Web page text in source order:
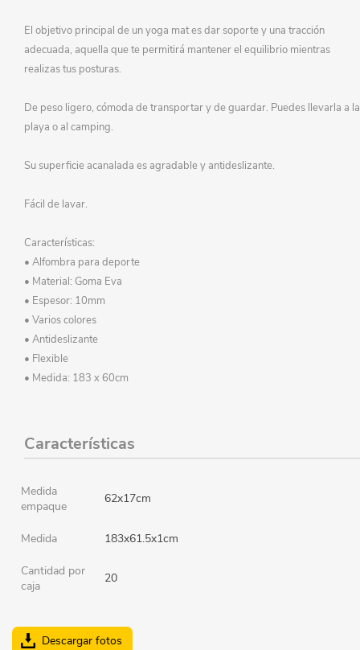
El objetivo principal de un yoga mat es dar soporte y una tracción
adecuada, aquella que te permitirá mantener el equilibrio mientras
realizas tus posturas.
De peso ligero, cómoda de transportar y de guardar. Puedes llevarla a la
playa o al camping.
Su superficie acanalada es agradable y antideslizante.
Fácil de lavar.
Características:
• Alfombra para deporte
• Material: Goma Eva
• Espesor: 10mm
• Varios colores
• Antideslizante
• Flexible
• Medida: 183 x 60cm
Características
Medida
empaque
62x17cm
Medida 183x61.5x1cm
Cantidad por
caja
20
Descargar fotos